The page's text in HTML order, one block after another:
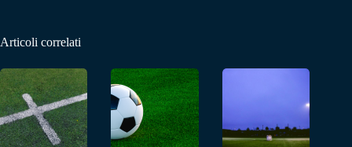
Articoli correlati